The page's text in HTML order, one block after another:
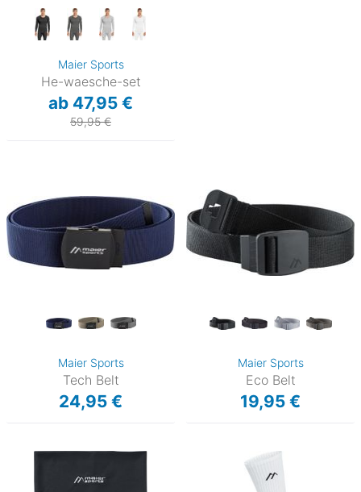
Maier Sports
He-waesche-set
ab 47,95 €
59,95 €
Maier Sports
Tech Belt
24,95 €
Maier Sports
Eco Belt
19,95 €